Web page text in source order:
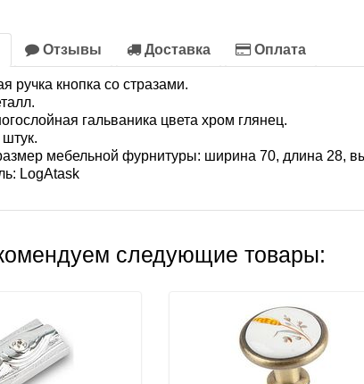
Отзывы Доставка Оплата
ручка кнопка со стразами.
гальваника цвета хром глянец.
мебельной фурнитуры: ширина 70, длина 28,
LogAtask
следующие товары: